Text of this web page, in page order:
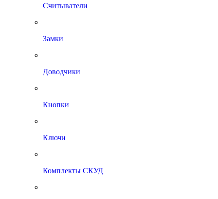
Считыватели
Замки
Доводчики
Кнопки
Ключи
Комплекты СКУД